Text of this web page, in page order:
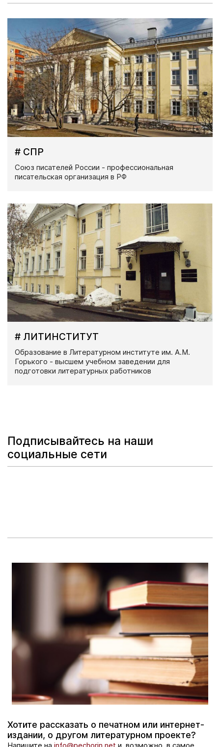
# СПР
Союз писателей России - профессиональная
писательская организация в РФ
# ЛИТИНСТИТУТ
Образование в Литературном институте им. А.М.
Горького - высшем учебном заведении для
подготовки литературных работников
Подписывайтесь на наши
социальные сети
Хотите рассказать о печатном или интернет-
издании, о другом литературном проекте?